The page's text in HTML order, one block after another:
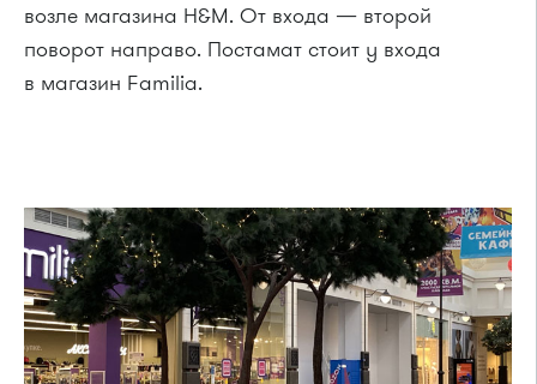
возле магазина H&M. От входа — второй
поворот направо. Постамат стоит у входа
в магазин Familia.